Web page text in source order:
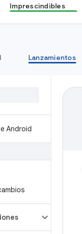
Imprescindibles
Lanzamientos
Android